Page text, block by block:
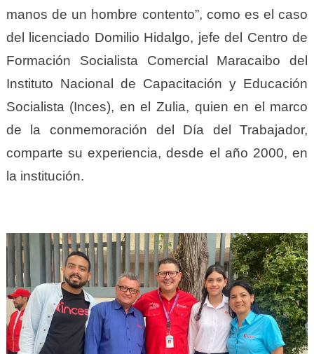
manos de un hombre contento”, como es el caso
del licenciado Domilio Hidalgo, jefe del Centro de
Formación Socialista Comercial Maracaibo del
Instituto Nacional de Capacitación y Educación
Socialista (Inces), en el Zulia, quien en el marco
de la conmemoración del Día del Trabajador,
comparte su experiencia, desde el año 2000, en
la institución.